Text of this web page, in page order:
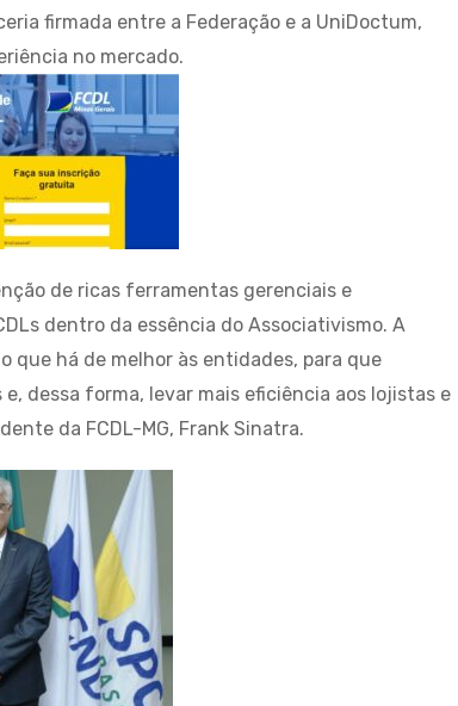
firmada entre a Federação e a UniDoctum,
no mercado.
de ricas ferramentas gerenciais e
dentro da essência do Associativismo. A
que há de melhor às entidades, para que
dessa forma, levar mais eficiência aos lojistas e
da FCDL-MG, Frank Sinatra.